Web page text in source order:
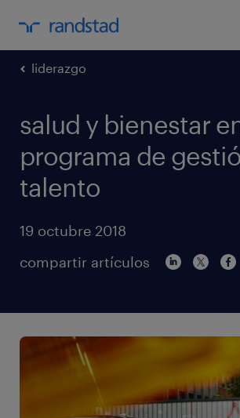
liderazgo
salud y bienestar
programa de
talento
19 octubre 2018
compartir artículos